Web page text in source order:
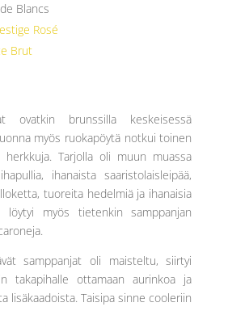
Blancs
Rosé
Brut
ovatkin brunssilla keskeisessä
myös ruokapöytä notkui toinen
herkkuja. Tarjolla oli muun muassa
ihanaista saaristolaisleipää,
tuoreita hedelmiä ja ihanaisia
löytyi myös tietenkin samppanjan
samppanjat oli maisteltu, siirtyi
takapihalle ottamaan aurinkoa ja
lisäkaadoista. Taisipa sinne cooleriin